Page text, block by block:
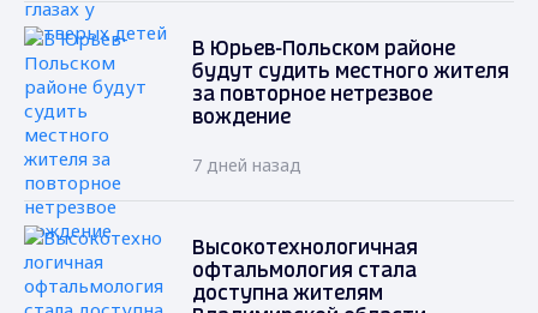
В Юрьев-Польском районе
будут судить местного жителя
за повторное нетрезвое
вождение
7 дней назад
Высокотехнологичная
офтальмология стала
доступна жителям